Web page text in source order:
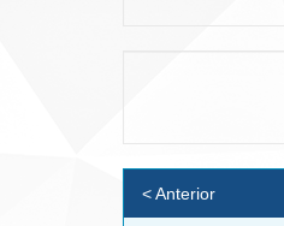
< Anterior